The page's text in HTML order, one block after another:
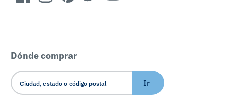
Dónde comprar
Ir